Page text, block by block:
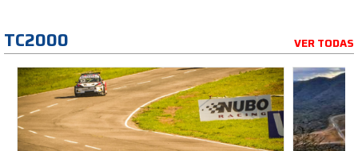
TC2000 VER TODAS